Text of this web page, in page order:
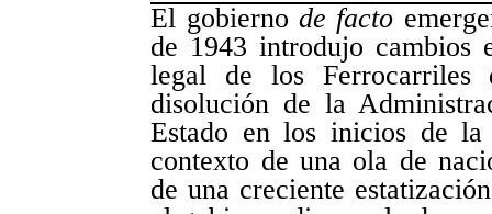
El gobiernode facto
de 1943 introdujo cambios
legal de los Ferrocarriles
disolución de la
Estado en los inicios de
contexto de una ola de
de una creciente